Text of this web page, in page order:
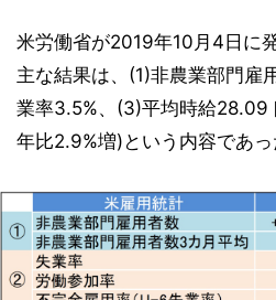
米労働省が2019年10月4日に
主な結果は、(1)非農業部門雇
業率3.5%、(3)平均時給28.09
年比2.9%増)という内容であっ